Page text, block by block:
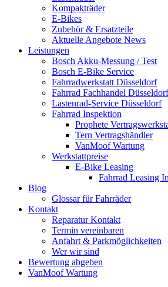
Kompakträder
E-Bikes
Zubehör & Ersatzteile
Aktuelle Angebote News
Leistungen
Bosch Akku-Messung / Test
Bosch E-Bike Service
Fahrradwerkstatt Düsseldorf
Fahrrad Fachhandel Düsseldorf
Lastenrad-Service Düsseldorf
Fahrrad Inspektion
Prophete
Tern Vertragshändler
VanMoof Wartung
Werkstattpreise
E-Bike Leasing
Fahrrad Leasing
Blog
Glossar für Fahrräder
Kontakt
Reparatur Kontakt
Termin vereinbaren
Anfahrt & Parkmöglichkeiten
Wer wir sind
Bewertung abgeben
VanMoof Wartung